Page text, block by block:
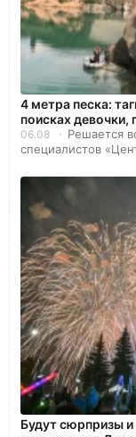
4 метра песка:
поисках девочки,
06.08
Решается
специалистов
Будут сюрпризы